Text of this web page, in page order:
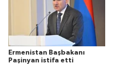
Ermenistan Başbakanı
Paşinyan istifa etti